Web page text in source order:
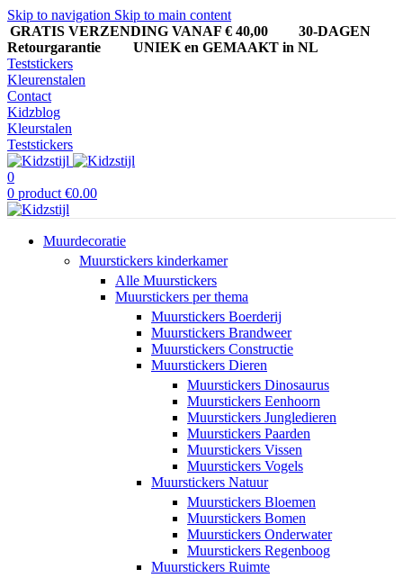
Skip to navigation Skip to main content
GRATIS VERZENDING VANAF € 40,00
30-DAGEN
Retourgarantie UNIEK en GEMAAKT in NL
Teststickers
Kleurenstalen
Contact
Kidzblog
Kleurstalen
Teststickers
0
0 product €0.00
Muurdecoratie
Muurstickers kinderkamer
Alle Muurstickers
Muurstickers per thema
Muurstickers Boerderij
Muurstickers Brandweer
Muurstickers Constructie
Muurstickers Dieren
Muurstickers Dinosaurus
Muurstickers Eenhoorn
Muurstickers Jungledieren
Muurstickers Paarden
Muurstickers Vissen
Muurstickers Vogels
Muurstickers Natuur
Muurstickers Bloemen
Muurstickers Bomen
Muurstickers Onderwater
Muurstickers Regenboog
Muurstickers Ruimte